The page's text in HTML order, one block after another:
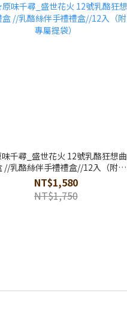
千尋_盛世花火 12號乳酪狂想曲
//乳酪絲伴手禮禮盒//12入（附專
屬提袋）
NT$1,580
NT$1,750